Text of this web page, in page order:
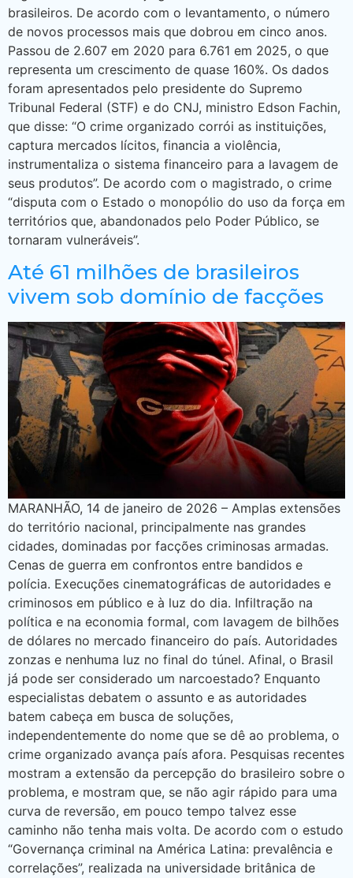
brasileiros. De acordo com o levantamento, o número
de novos processos mais que dobrou em cinco anos.
Passou de 2.607 em 2020 para 6.761 em 2025, o que
representa um crescimento de quase 160%. Os dados
foram apresentados pelo presidente do Supremo
Tribunal Federal (STF) e do CNJ, ministro Edson Fachin,
que disse: “O crime organizado corrói as instituições,
captura mercados lícitos, financia a violência,
instrumentaliza o sistema financeiro para a lavagem de
seus produtos”. De acordo com o magistrado, o crime
“disputa com o Estado o monopólio do uso da força em
territórios que, abandonados pelo Poder Público, se
tornaram vulneráveis”.
Até 61 milhões de brasileiros
vivem sob domínio de facções
MARANHÃO, 14 de janeiro de 2026 – Amplas extensões
do território nacional, principalmente nas grandes
cidades, dominadas por facções criminosas armadas.
Cenas de guerra em confrontos entre bandidos e
polícia. Execuções cinematográficas de autoridades e
criminosos em público e à luz do dia. Infiltração na
política e na economia formal, com lavagem de bilhões
de dólares no mercado financeiro do país. Autoridades
zonzas e nenhuma luz no final do túnel. Afinal, o Brasil
já pode ser considerado um narcoestado? Enquanto
especialistas debatem o assunto e as autoridades
batem cabeça em busca de soluções,
independentemente do nome que se dê ao problema, o
crime organizado avança país afora. Pesquisas recentes
mostram a extensão da percepção do brasileiro sobre o
problema, e mostram que, se não agir rápido para uma
curva de reversão, em pouco tempo talvez esse
caminho não tenha mais volta. De acordo com o estudo
“Governança criminal na América Latina: prevalência e
correlações”, realizada na universidade britânica de